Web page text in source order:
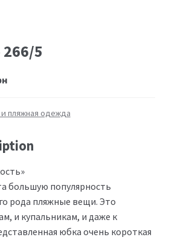
5
пляжная одежда
большую популярность
рода пляжные вещи. Это
и купальникам, и даже к
юбка очень короткая